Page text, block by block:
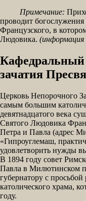
Примечание:
проводит
Французского, в
Людовика.
Кафедральный
зачатия
Церковь Непорочного
самым большим
девятнадцатого века
Святого Людовика
Петра и Павла (адрес
«Гипроуглемаш,
удовлетворить нужды
В 1894 году совет
Павла в Милютинском
губернатору с просьбой
католического храма,
году.